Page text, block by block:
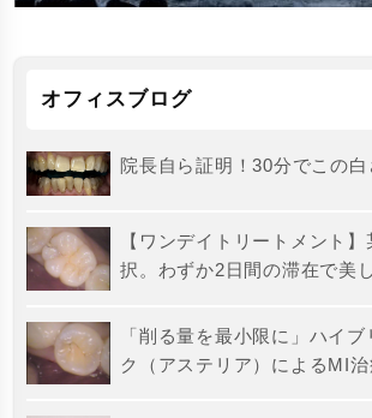
オフィスブログ
院長自ら証明！30分でこの白
【ワンデイトリートメント
択。わずか2日間の滞在で美
「削る量を最小限に」ハイ
ク（アステリア）によるMI治